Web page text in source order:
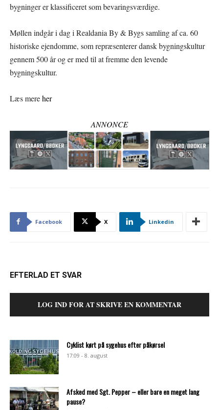
bygninger er klassificeret som bevaringsværdige.
Møllen indgår i dag i Realdania By & Bygs samling af ca. 60
historiske ejendomme, som repræsenterer dansk bygningskultur
gennem 500 år og er med til at fremme den levende
bygningskultur.
Læs mereher
ANNONCE
Facebook X Linkedin
EFTERLAD ET SVAR
LOG IND FOR AT SKRIVE EN KOMMENTAR
Cyklist kørt på sygehus efter påkørsel
17:09 - 8. august
Afsked med Sgt. Pepper – eller bare en meget lang
pause?